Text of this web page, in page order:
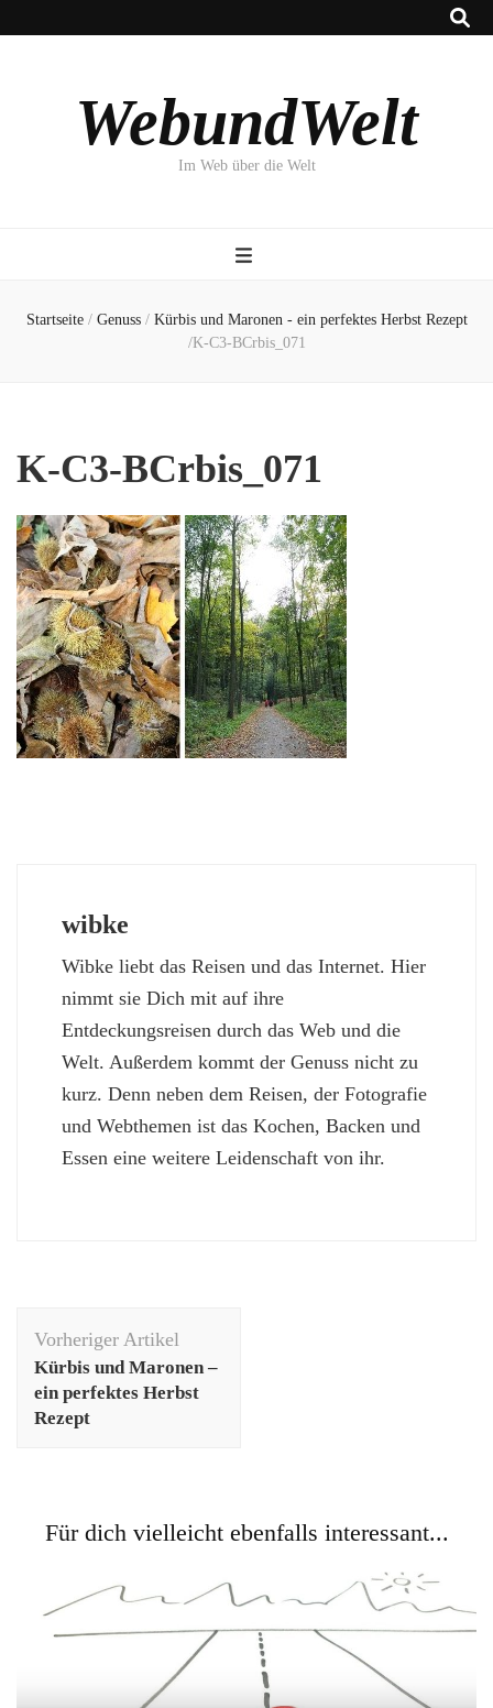
WebundWelt
Im Web über die Welt
Startseite / Genuss / Kürbis und Maronen - ein perfektes Herbst Rezept
/K-C3-BCrbis_071
K-C3-BCrbis_071
wibke
Wibke liebt das Reisen und das Internet. Hier
nimmt sie Dich mit auf ihre
Entdeckungsreisen durch das Web und die
Welt. Außerdem kommt der Genuss nicht zu
kurz. Denn neben dem Reisen, der Fotografie
und Webthemen ist das Kochen, Backen und
Essen eine weitere Leidenschaft von ihr.
Vorheriger Artikel
Kürbis und Maronen –
ein perfektes Herbst
Rezept
Für dich vielleicht ebenfalls interessant...